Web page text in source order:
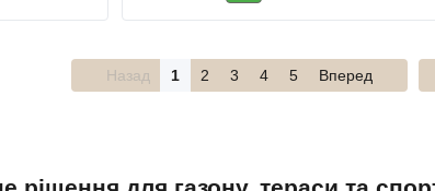
Назад 1 2 3 4 5 Вперед